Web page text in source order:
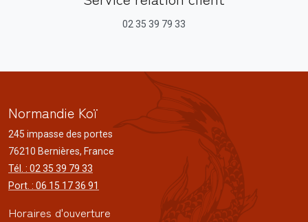
02 35 39 79 33
Normandie Koï
245 impasse des portes
76210 Bernières, France
Tél. : 02 35 39 79 33
Port. : 06 15 17 36 91
Horaires d'ouverture